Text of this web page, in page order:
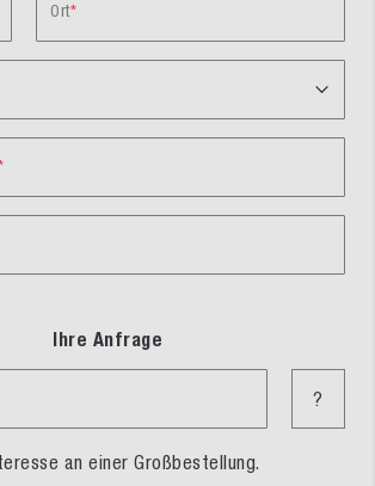
Ort
Ihre Anfrage
?
an einer Großbestellung.